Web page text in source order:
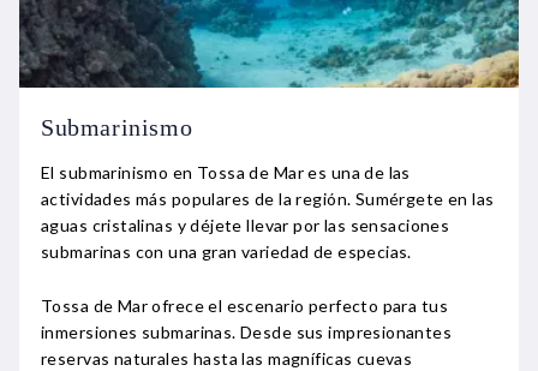
Submarinismo
El submarinismo en Tossa de Mar es una de las
actividades más populares de la región. Sumérgete en las
aguas cristalinas y déjete llevar por las sensaciones
submarinas con una gran variedad de especias.
Tossa de Mar ofrece el escenario perfecto para tus
inmersiones submarinas. Desde sus impresionantes
reservas naturales hasta las magníficas cuevas